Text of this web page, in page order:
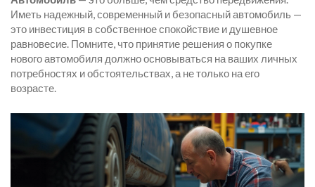
Иметь надежный, современный и безопасный автомобиль —
это инвестиция в собственное спокойствие и душевное
равновесие. Помните, что принятие решения о покупке
нового автомобиля должно основываться на ваших личных
потребностях и обстоятельствах, а не только на его
возрасте.